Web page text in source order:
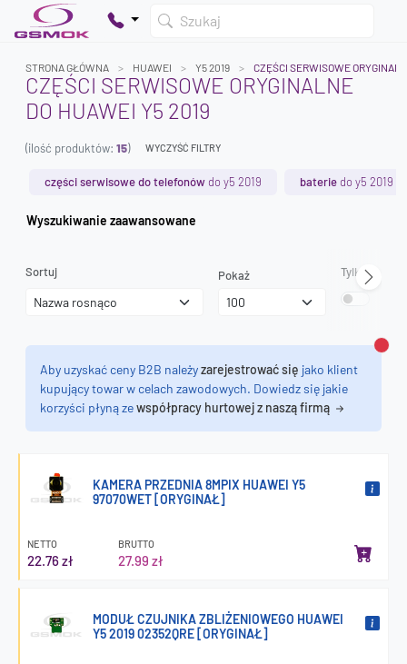
Szukaj
Dodaj produkty, aby kontynuować.
STRONA GŁÓWNA HUAWEI Y5 2019 CZĘŚCI SERWISOWE
CZĘŚCI SERWISOWE ORYGINALNE
DO HUAWEI Y5 2019
(ilość produktów: 15) WYCZYŚĆ FILTRY
części serwisowe do telefonów do y5 2019 baterie do y5 2019
Wyszukiwanie zaawansowane
Sortuj Pokaż Tylko
Aby uzyskać ceny B2B należyzarejestrować się jako klient
kupujący towar w celach zawodowych. Dowiedz się jakie
korzyści płyną zewspółpracy hurtowej z naszą firmą
KAMERA PRZEDNIA 8MPIX HUAWEI Y5
97070WET [ORYGINAŁ]
NETTO
22.76 zł
BRUTTO
27.99 zł
MODUŁ CZUJNIKA ZBLIŻENIOWEGO HUAWEI
Y5 2019 02352QRE [ORYGINAŁ]